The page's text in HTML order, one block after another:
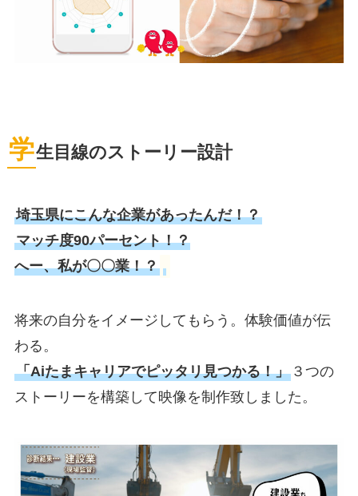
学生目線のストーリー設計
埼玉県にこんな企業があったんだ！？
マッチ度90パーセント！？
へー、私が〇〇業！？
将来の自分をイメージしてもらう。体験価値が伝
わる。
「Aiたまキャリアでピッタリ見つかる！」３つの
ストーリーを構築して映像を制作致しました。